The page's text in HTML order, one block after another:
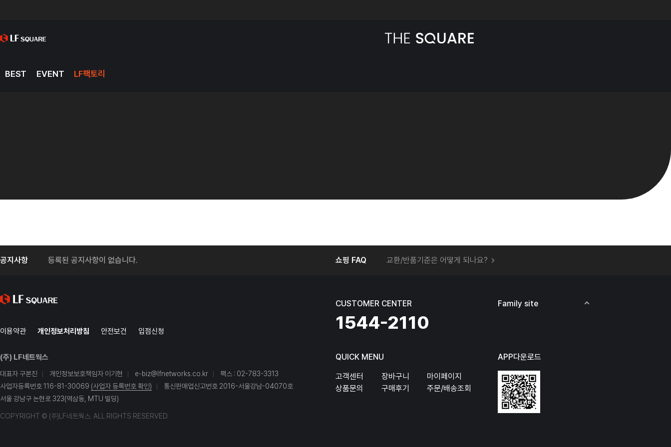
BEST EVENT LF팩토리
공지사항 등록된 공지사항이 없습니다. 쇼핑 FAQ
온라인에서 주문 후 오프라인 매장에서 상품을 수령할 수 있나요?
교환/반품기준은 어떻게 되나요?
온라인에서 구매한 상품 오프라인에서 반품이 가능한가요?
이용약관 개인정보처리방침 안전보건 입점신청
(주) LF네트웍스
대표자 구본진 개인정보보호책임자 이기현 e-biz@lfnetworks.co.kr
팩스 : 02-783-3313
사업자등록번호 116-81-30069 (사업자 등록번호 확인)
통신판매업신고번호 2016-서울강남-04070호
서울 강남구 논현로 323(역삼동, MTU 빌딩)
COPYRIGHT © (주)LF네트웍스. ALL RIGHTS RESERVED.
CUSTOMER CENTER
1544-2110
Family site
QUICK MENU
고객센터 장바구니
마이페이지
상품문의
구매후기 주문/배송조회
APP다운로드